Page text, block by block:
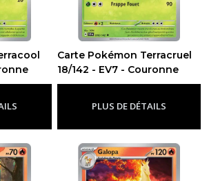
Stellaire
Carte Pokémon Terracruel
18/142 - EV7 - Couronne
Stellaire-Ev7 - Couronne Stellaire
PLUS DE DÉTAILS